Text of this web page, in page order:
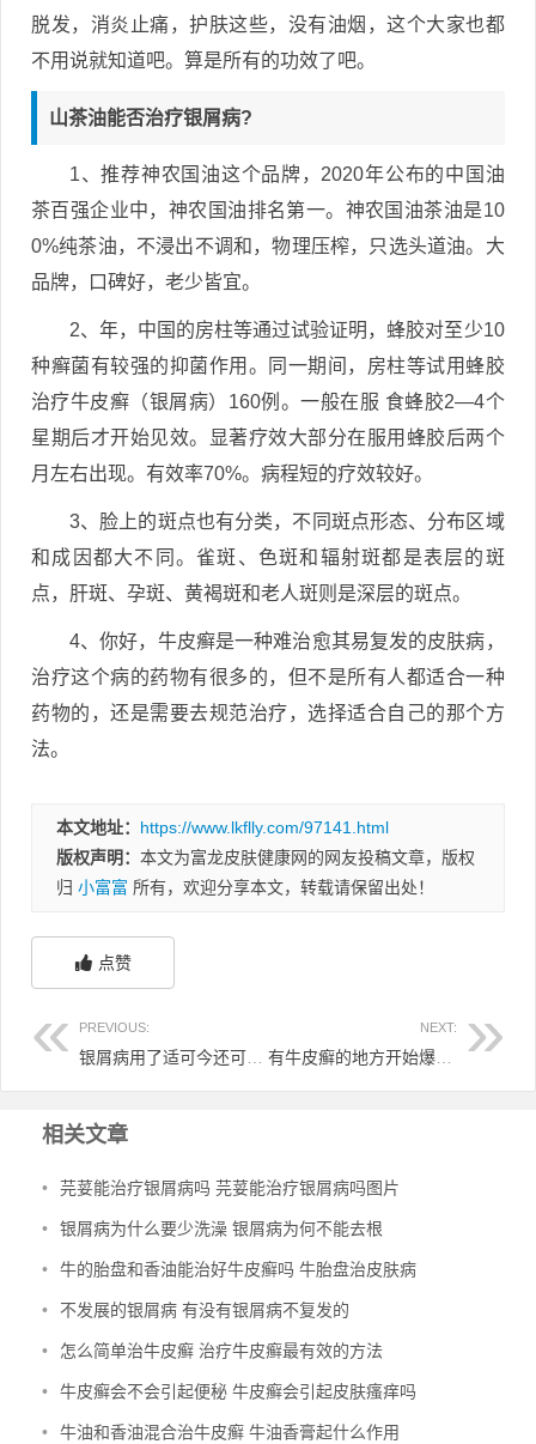
脱发，消炎止痛，护肤这些，没有油烟，这个大家也都
不用说就知道吧。算是所有的功效了吧。
山茶油能否治疗银屑病?
1、推荐神农国油这个品牌，2020年公布的中国油
茶百强企业中，神农国油排名第一。神农国油茶油是10
0%纯茶油，不浸出不调和，物理压榨，只选头道油。大
品牌，口碑好，老少皆宜。
2、年，中国的房柱等通过试验证明，蜂胶对至少10
种癣菌有较强的抑菌作用。同一期间，房柱等试用蜂胶
治疗牛皮癣（银屑病）160例。一般在服 食蜂胶2—4个
星期后才开始见效。显著疗效大部分在服用蜂胶后两个
月左右出现。有效率70%。病程短的疗效较好。
3、脸上的斑点也有分类，不同斑点形态、分布区域
和成因都大不同。雀斑、色斑和辐射斑都是表层的斑
点，肝斑、孕斑、黄褐斑和老人斑则是深层的斑点。
4、你好，牛皮癣是一种难治愈其易复发的皮肤病，
治疗这个病的药物有很多的，但不是所有人都适合一种
药物的，还是需要去规范治疗，选择适合自己的那个方
法。
本文地址： https://www.lkflly.com/97141.html
版权声明： 本文为富龙皮肤健康网的网友投稿文章，版权
归 小富富 所有，欢迎分享本文，转载请保留出处！
点赞
PREVIOUS: NEXT:
有牛皮癣的地方开始爆皮 有牛皮癣的地方开始爆皮了怎么办
相关文章
• 芫荽能治疗银屑病吗 芫荽能治疗银屑病吗图片
• 银屑病为什么要少洗澡 银屑病为何不能去根
• 牛的胎盘和香油能治好牛皮癣吗 牛胎盘治皮肤病
• 不发展的银屑病 有没有银屑病不复发的
• 怎么简单治牛皮癣 治疗牛皮癣最有效的方法
• 牛皮癣会不会引起便秘 牛皮癣会引起皮肤瘙痒吗
• 牛油和香油混合治牛皮癣 牛油香膏起什么作用